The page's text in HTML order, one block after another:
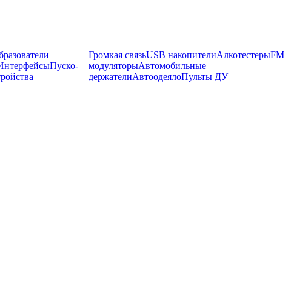
Пуско-
Громкая связьUSB накопителиАлкотестерыFM
модуляторыАвтомобильные
держателиАвтоодеялоПульты ДУ